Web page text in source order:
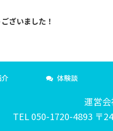
ざいました！
体験談
運営会
TEL 050-1720-4893 〒